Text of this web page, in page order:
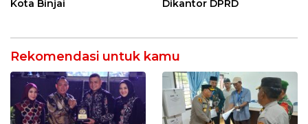
Kota Binjai
Dikantor DPRD
Rekomendasi untuk kamu